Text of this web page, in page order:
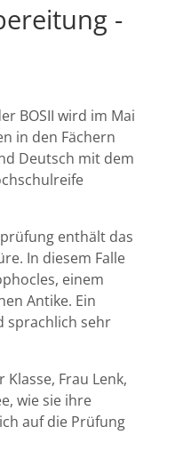
-
BOSII wird im Mai
in den Fächern
Deutsch mit dem
enthält das
In diesem Falle
einem
Antike. Ein
sprachlich sehr
Frau Lenk,
wie sie ihre
auf die Prüfung